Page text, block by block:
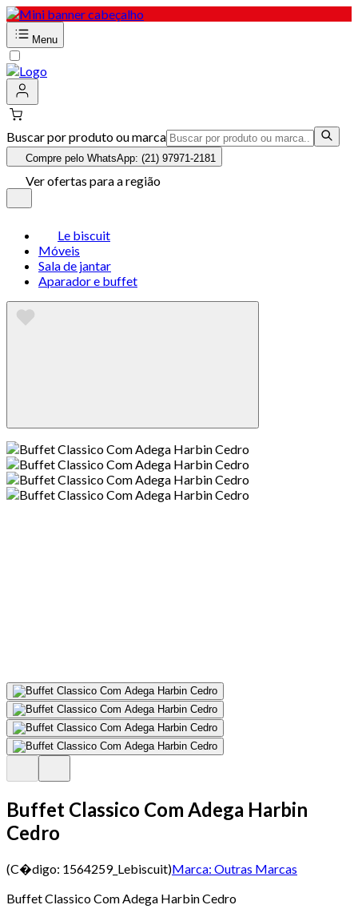
Menu
Buscar por produto ou marca
Compre pelo WhatsApp: (21) 97971-2181
Ver ofertas para a região
Le biscuit
Móveis
Sala de jantar
Aparador e buffet
Buffet Classico Com Adega Harbin
Cedro
(C�digo: 1564259_Lebiscuit)Marca: Outras Marcas
Buffet Classico Com Adega Harbin Cedro